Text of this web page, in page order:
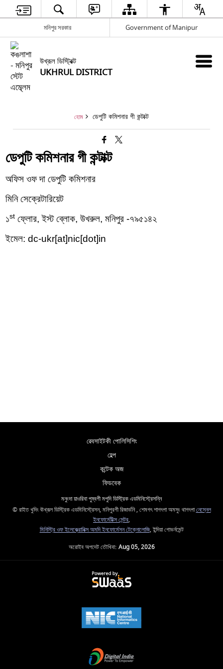
মনিপুর সরকার Government of Manipur
উখ্রূল ডিস্ট্রিক্ট
UKHRUL DISTRICT
হোম ডেপুটি কমিশনার গী কন্টাক্ট
ডেপুটি কমিশনার গী কন্টাক্ট
অফিস ওফ দা ডেপুটি কমিশনার
মিনি সেক্রেটারিয়েট
১st ফ্লোর, ইস্ট ব্লোক, উখরুল, মনিপুর -৭৯৫১৪২
ইমেল: dc-ukr[at]nic[dot]in
ৱেবসাইটকী পোলিসিশিং
হেল্প
কন্টেক অজ
ফিডবেক
মনুংদা য়াওরিবা পুম্বগী মপুদি ডিস্ট্রিক এডমিনিস্ট্রেসন্নি
© রাইত খুদিং ঊখ্রূল ডিস্ট্রিক এডমিনিস্ট্রেসন, মনিপুরগী রিজার্ভনি , শেমগৎ শাগৎপা অমসুং থাগৎপানেস্নেল
ইনফোর্মেটিক্স সেন্টর,
মিনিস্ট্রি ওফ ইলেক্ত্রোনিক্স অমদি ইনফোর্মেসন টেক্নোলোজি, ইন্দিয়া গোভর্নমেন্ট
অরোইব অপদেট তৌখিবা: Aug 05, 2026